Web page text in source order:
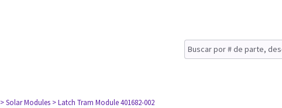
> Solar Modules > Latch Tram Module 401682-002